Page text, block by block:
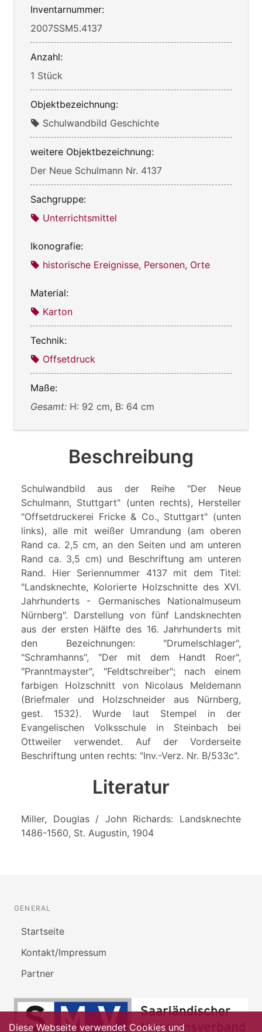
Inventarnummer:
2007SSM5.4137
Anzahl:
1 Stück
Objektbezeichnung:
Schulwandbild Geschichte
weitere Objektbezeichnung:
Der Neue Schulmann Nr. 4137
Sachgruppe:
Unterrichtsmittel
Ikonografie:
historische Ereignisse, Personen, Orte
Material:
Karton
Technik:
Offsetdruck
Maße:
Gesamt: H: 92 cm, B: 64 cm
Beschreibung
Schulwandbild aus der Reihe "Der Neue
Schulmann, Stuttgart" (unten rechts), Hersteller
"Offsetdruckerei Fricke & Co., Stuttgart" (unten
links), alle mit weißer Umrandung (am oberen
Rand ca. 2,5 cm, an den Seiten und am unteren
Rand ca. 3,5 cm) und Beschriftung am unteren
Rand. Hier Seriennummer 4137 mit dem Titel:
"Landsknechte, Kolorierte Holzschnitte des XVI.
Jahrhunderts - Germanisches Nationalmuseum
Nürnberg". Darstellung von fünf Landsknechten
aus der ersten Hälfte des 16. Jahrhunderts mit
den Bezeichnungen: "Drumelschlager",
"Schramhanns", "Der mit dem Handt Roer",
"Pranntmayster", "Feldtschreiber"; nach einem
farbigen Holzschnitt von Nicolaus Meldemann
(Briefmaler und Holzschneider aus Nürnberg,
gest. 1532). Wurde laut Stempel in der
Evangelischen Volksschule in Steinbach bei
Ottweiler verwendet. Auf der Vorderseite
Beschriftung unten rechts: "Inv.-Verz. Nr. B/533c".
Literatur
Miller, Douglas / John Richards: Landsknechte
1486-1560, St. Augustin, 1904
GENERAL
Startseite
Kontakt/Impressum
Partner
Diese Webseite verwendet Cookies und